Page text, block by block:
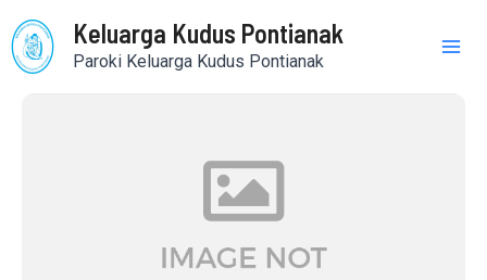
to
content
Keluarga Kudus Pontianak
Paroki Keluarga Kudus Pontianak